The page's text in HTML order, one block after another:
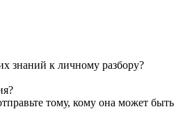
знаний к личному разбору?
тому, кому она может быть